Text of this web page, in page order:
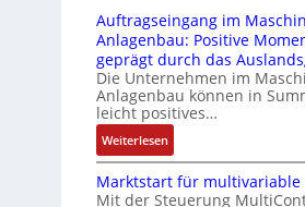
s
i
c
h
f
l
e
x
i
b
i
n
e
n
4
G
u
n
d
Z
e
r
t
i
i
u
c
k
a
u
s
g
l
e
Auftragseingang im
Anlagenbau: Positive
geprägt durch das
Die Unternehmen im
Anlagenbau können in
leicht positives…
Weiterlesen:
A
u
f
Marktstart für multivariable
Mit der Steuerung